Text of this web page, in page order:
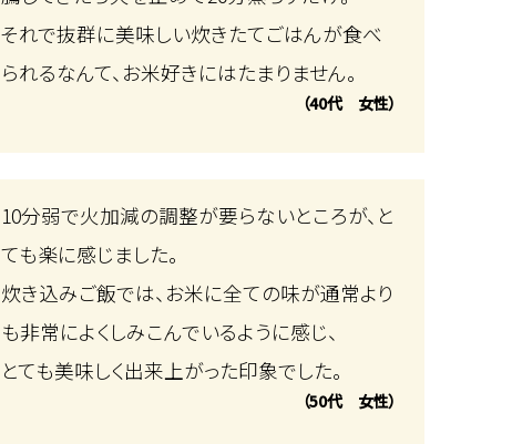
それで抜群に美味しい炊きたてごはんが食べ
られるなんて、お米好きにはたまりません。
（40代 女性）
10分弱で火加減の調整が要らないところが、と
ても楽に感じました。
炊き込みご飯では、お米に全ての味が通常より
も非常によくしみこんでいるように感じ、
とても美味しく出来上がった印象でした。
（50代 女性）